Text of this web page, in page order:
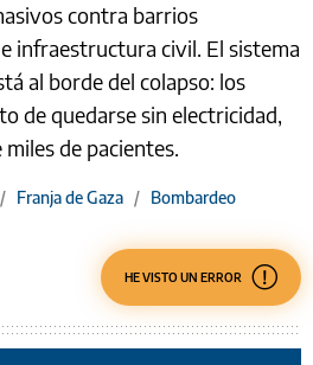
contra barrios
infraestructura civil. El sistema
al borde del colapso: los
de quedarse sin electricidad,
de pacientes.
/ Franja de Gaza / Bombardeo
HE VISTO UN ERROR